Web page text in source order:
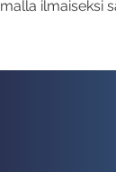
ilmaiseksi